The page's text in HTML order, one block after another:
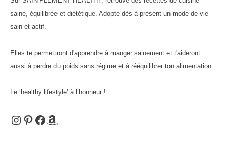
publications
saine, équilibrée et diététique. Adopte dès à présent un mode de vie
sain et actif.
Elles te permettront d'apprendre à manger sainement et t'aideront
aussi à perdre du poids sans régime et à rééquilibrer ton alimentation.
Le ‘healthy lifestyle’ à l’honneur !
Instagram
Pinterest
Facebook
Amazon